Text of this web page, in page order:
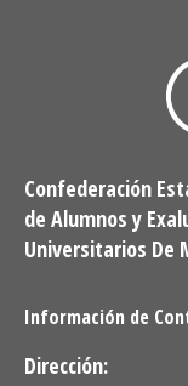
Confederación
de Alumnos y
Universitarios De
Información de
Dirección: